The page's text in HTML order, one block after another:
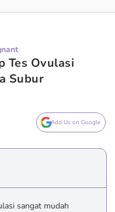
Tes Ovulasi
Subur
Add Us on Google
sangat mudah